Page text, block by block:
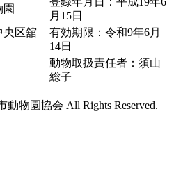
月15日
央区舘
有効期限：令和9年6月
14日
動物取扱責任者：須山
総子
物園協会 All Rights Reserved.